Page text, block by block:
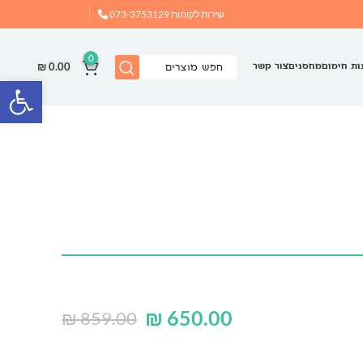
שירות לקוחות073-3753129
חימוםמחסניםצור קשר
0
₪0.00
₪859.00 ₪ 650.00